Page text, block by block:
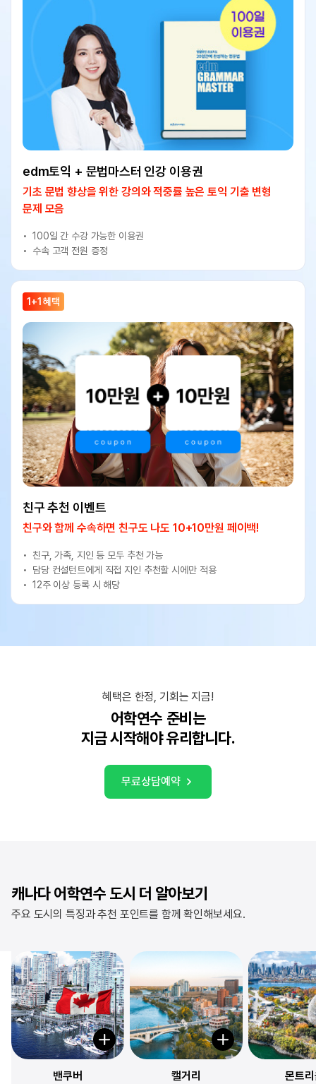
edm토익 + 문법마스터 인강 이용권
기초 문법 향상을 위한 강의와 적중률 높은 토익 기출 변형
문제 모음
100일 간 수강 가능한 이용권
수속 고객 전원 증정
1+1 혜택
친구 추천 이벤트
친구와 함께 수속하면 친구도 나도 10+10만원 페이백!
친구, 가족, 지인 등 모두 추천 가능
담당 컨설턴트에게 직접 지인 추천할 시에만 적용
12주 이상 등록 시 해당
혜택은 한정, 기회는 지금!
어학연수 준비는
지금 시작해야 유리합니다.
무료상담예약
캐나다 어학연수 도시 더 알아보기
주요 도시의 특징과 추천 포인트를 함께 확인해보세요.
밴쿠버 캘거리 몬트